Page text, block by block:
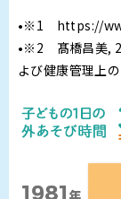
•※1 https://
•※2 髙橋昌美,
よび健康管理上